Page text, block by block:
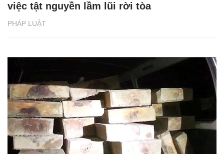
PHÁP LUẬT
việc tật nguyền lầm lũi rời tòa